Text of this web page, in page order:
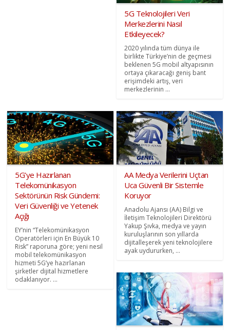
5G Teknolojileri Veri
Merkezlerini Nasıl
Etkileyecek?
2020 yılında tüm dünya ile
birlikte Türkiye’nin de geçmesi
beklenen 5G mobil altyapısının
ortaya çıkaracağı geniş bant
erişimdeki artış, veri
merkezlerinin ...
5G’ye Hazırlanan
Telekomünikasyon
Sektörünün Risk Gündemi:
Veri Güvenliği ve Yetenek
Açığı
EY’nin “Telekomünikasyon
Operatörleri için En Büyük 10
Risk” raporuna göre; yeni nesil
mobil telekomünikasyon
hizmeti 5G’ye hazırlanan
şirketler dijital hizmetlere
odaklanıyor. ...
AA Medya Verilerini Uçtan
Uca Güvenli Bir Sistemle
Koruyor
Anadolu Ajansı (AA) Bilgi ve
İletişim Teknolojileri Direktörü
Yakup Şıvka, medya ve yayın
kuruluşlarının son yıllarda
dijitalleşerek yeni teknolojilere
ayak uydururken, ...